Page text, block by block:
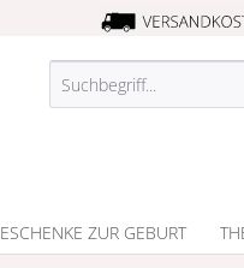
ZUR GEBURT